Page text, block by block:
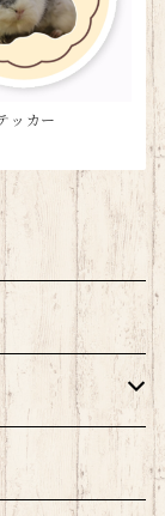
ッカー